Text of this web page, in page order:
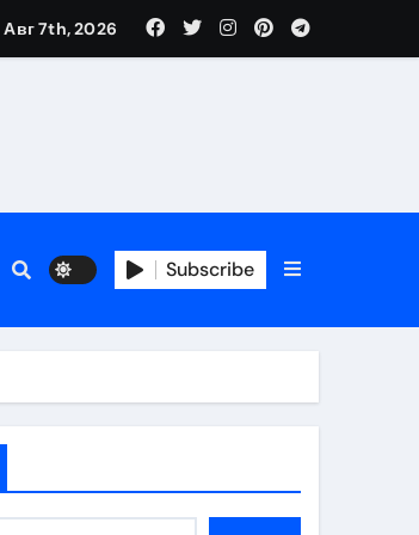
Авг 7th, 2026
Subscribe